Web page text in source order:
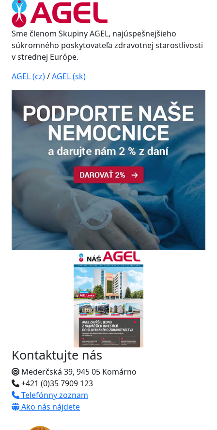
Sme členom Skupiny AGEL, najúspešnejšieho
súkromného poskytovateľa zdravotnej starostlivosti
v strednej Európe.
AGEL (cz)/AGEL (sk)
Kontaktujte nás
Mederčská 39, 945 05 Komárno
+421 (0)35 7909 123
Telefónny zoznam
Ako nás nájdete